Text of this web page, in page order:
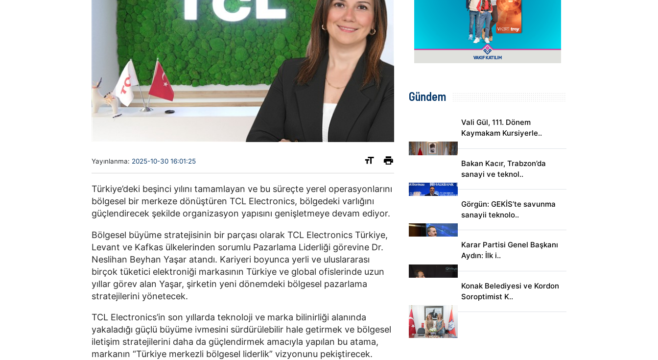
Yayınlanma: 2025-10-30 16:01:25
Türkiye’deki beşinci yılını tamamlayan ve bu süreçte yerel operasyonlarını
bölgesel bir merkeze dönüştüren TCL Electronics, bölgedeki varlığını
güçlendirecek şekilde organizasyon yapısını genişletmeye devam ediyor.
Bölgesel büyüme stratejisinin bir parçası olarak TCL Electronics Türkiye,
Levant ve Kafkas ülkelerinden sorumlu Pazarlama Liderliği görevine Dr.
Neslihan Beyhan Yaşar atandı. Kariyeri boyunca yerli ve uluslararası
birçok tüketici elektroniği markasının Türkiye ve global ofislerinde uzun
yıllar görev alan Yaşar, şirketin yeni dönemdeki bölgesel pazarlama
stratejilerini yönetecek.
TCL Electronics’in son yıllarda teknoloji ve marka bilinirliği alanında
yakaladığı güçlü büyüme ivmesini sürdürülebilir hale getirmek ve bölgesel
iletişim stratejilerini daha da güçlendirmek amacıyla yapılan bu atama,
markanın “Türkiye merkezli bölgesel liderlik” vizyonunu pekiştirecek.
Gündem
Vali Gül, 111. Dönem
Kaymakam Kursiyerle..
Bakan Kacır, Trabzon’da
sanayi ve teknol..
Görgün: GEKİS’te savunma
sanayii teknolo..
Karar Partisi Genel Başkanı
Aydın: İlk i..
Konak Belediyesi ve Kordon
Soroptimist K..